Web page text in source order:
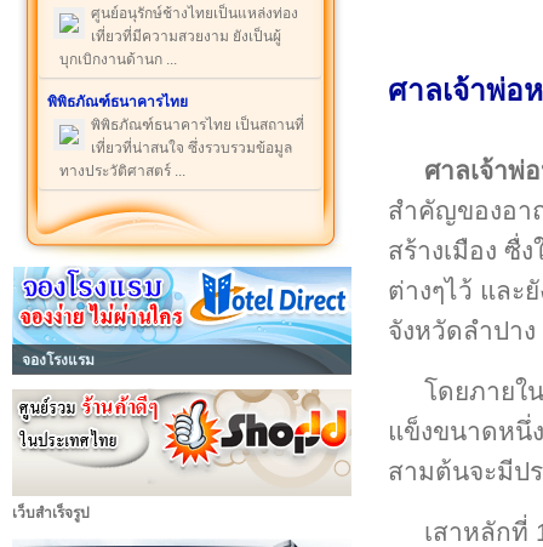
ศูนย์อนุรักษ์ช้างไทยเป็นแหล่งท่อง
เที่ยวที่มีความสวยงาม ยังเป็นผู้
บุกเบิกงานด้านก ...
พิพิธภัณฑ์ธนาคารไทย
พิพิธภัณฑ์ธนาคารไทย เป็นสถานที่
เที่ยวที่น่าสนใจ ซึ่งรวบรวมข้อมูล
ทางประวัติศาสตร์ ...
จองโรงแรม
เว็บสำเร็จรูป
ศาลเจ้าพ่อ
ศาลเจ้าพ่
สำคัญของอา
สร้างเมือง ซื่
ต่างๆไว้ และ
จังหวัดลำปาง
โดยภายใน
แข็งขนาดหนึ่
สามต้นจะมีป
เสาหลักที่